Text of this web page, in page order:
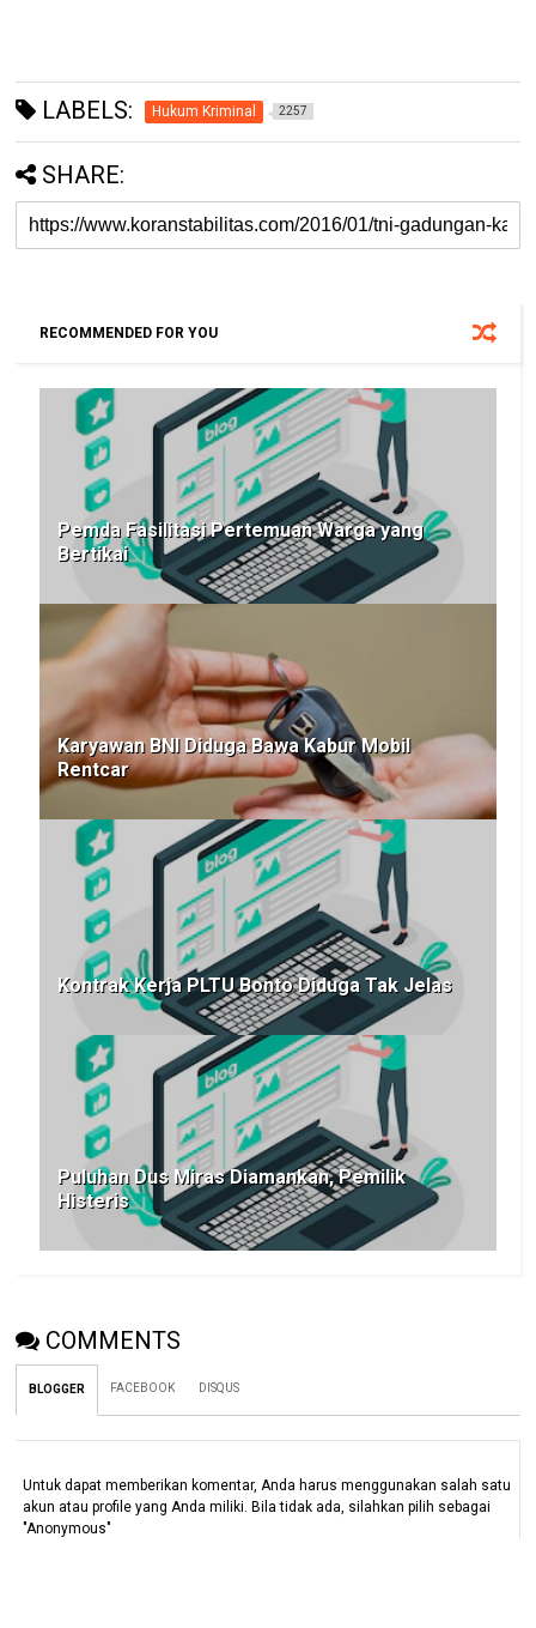
LABELS: Hukum Kriminal 2257
SHARE:
RECOMMENDED FOR YOU
Pemda Fasilitasi Pertemuan Warga yang
Bertikai
Karyawan BNI Diduga Bawa Kabur Mobil
Rentcar
Kontrak Kerja PLTU Bonto Diduga Tak Jelas
Puluhan Dus Miras Diamankan, Pemilik
Histeris
COMMENTS
BLOGGER FACEBOOK DISQUS
Untuk dapat memberikan komentar, Anda harus menggunakan salah satu
akun atau profile yang Anda miliki. Bila tidak ada, silahkan pilih sebagai
"Anonymous"